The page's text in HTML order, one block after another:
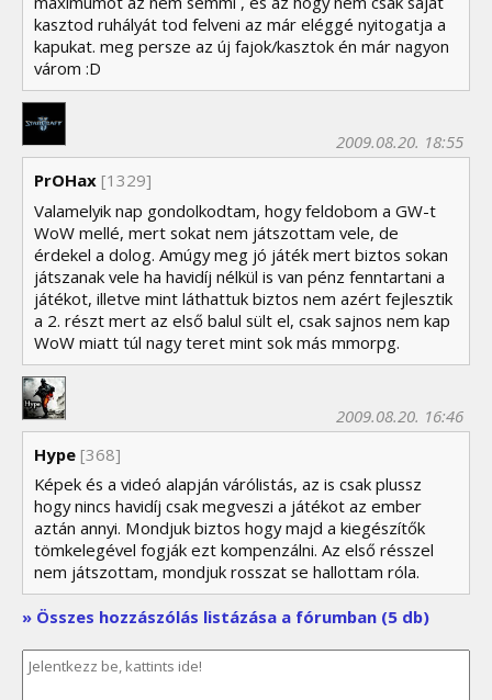
kasztod ruhályát tod felveni az már eléggé nyitogatja a
kapukat. meg persze az új fajok/kasztok én már nagyon
várom :D
PrOHax
2009.08.20. 18:55
[1329]
Valamelyik nap gondolkodtam, hogy feldobom a GW-t
WoW mellé, mert sokat nem játszottam vele, de
érdekel a dolog. Amúgy meg jó játék mert biztos sokan
játszanak vele ha havidíj nélkül is van pénz fenntartani a
játékot, illetve mint láthattuk biztos nem azért fejlesztik
a 2. részt mert az első balul sült el, csak sajnos nem kap
WoW miatt túl nagy teret mint sok más mmorpg.
Hype
2009.08.20. 16:46
[368]
Képek és a videó alapján várólistás, az is csak plussz
hogy nincs havidíj csak megveszi a játékot az ember
aztán annyi. Mondjuk biztos hogy majd a kiegészítők
tömkelegével fogják ezt kompenzálni. Az első résszel
nem játszottam, mondjuk rosszat se hallottam róla.
» Összes hozzászólás listázása a fórumban (5 db)